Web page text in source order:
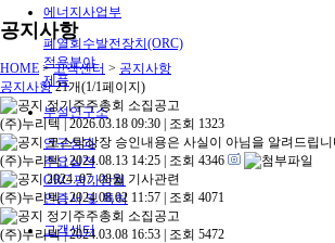
에너지사업부
폐열회수발전장치(ORC)
적용분야
제품
부설연구소
연구성과
주요실적
ORC 평가장치
인증서 및 특허
고객센터
공지사항
HOME >고객센터 > 공지사항
공지사항 21개(1/1페이지)
정기주주총회 소집공고
(주)누리텍|2026.03.18 09:30 | 조회 1323
코스탁상장 승인내용은 사실이 아님을 알려드립니
(주)누리텍|2024.08.13 14:25 | 조회 4346
2024. 07, 08월 기사관련
(주)누리텍|2024.08.02 11:57 | 조회 4071
정기주주총회 소집공고
(주)누리텍|2024.03.08 16:53 | 조회 5472